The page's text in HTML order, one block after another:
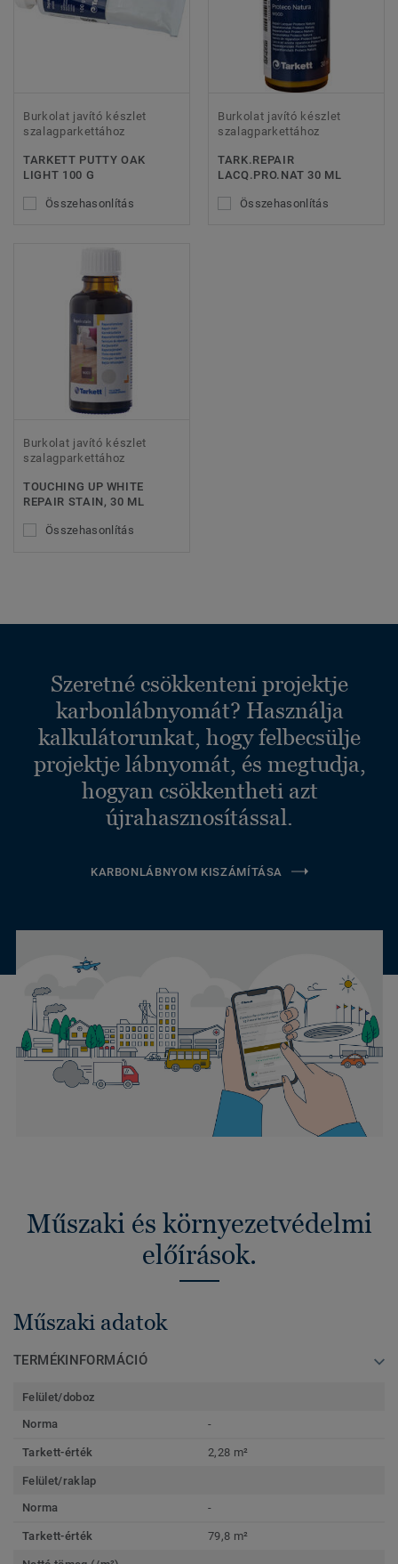
Burkolat javító készlet
szalagparkettához
TARKETT PUTTY OAK
LIGHT 100 G
Összehasonlítás
Burkolat javító készlet
szalagparkettához
TARK.REPAIR
LACQ.PRO.NAT 30 ML
Összehasonlítás
Burkolat javító készlet
szalagparkettához
TOUCHING UP WHITE
REPAIR STAIN, 30 ML
Összehasonlítás
Szeretné csökkenteni projektje
karbonlábnyomát? Használja
kalkulátorunkat, hogy felbecsülje
projektje lábnyomát, és megtudja,
hogyan csökkentheti azt
újrahasznosítással.
KARBONLÁBNYOM KISZÁMÍTÁSA
Műszaki és környezetvédelmi
előírások.
Műszaki adatok
TERMÉKINFORMÁCIÓ
Felület/doboz
Norma
-
Tarkett-érték 2,28 m²
Felület/raklap
Norma
-
Tarkett-érték 79,8 m²